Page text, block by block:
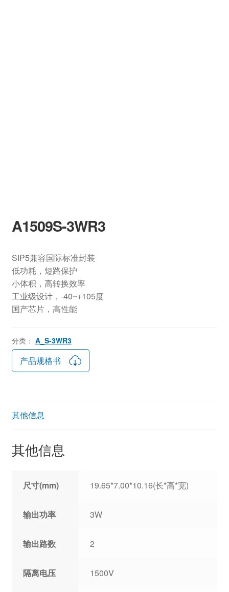
A1509S-3WR3
SIP5兼容国际标准封装
低功耗，短路保护
小体积，高转换效率
工业级设计，-40~+105度
国产芯片，高性能
分类： A_S-3WR3
产品规格书
其他信息
其他信息
尺寸(mm) 19.65*7.00*10.16(长*高*宽)
输出功率 3W
输出路数 2
隔离电压 1500V